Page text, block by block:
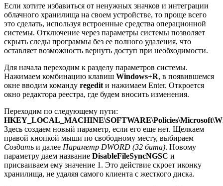
Если хотите избавиться от ненужных значков и интеграции
облачного хранилища на своем устройстве, то проще всего
это сделать, используя встроенные средства операционной
системы. Отключение через параметры системы позволяет
скрыть следы программы без ее полного удаления, что
оставляет возможность вернуть доступ при необходимости.
Для начала переходим к разделу параметров системы.
Нажимаем комбинацию клавиш Windows+R, в появившемся
окне вводим команду regeditи нажимаем Enter. Откроется
окно редактора реестра, где будем вносить изменения.
Переходим по следующему пути:
Здесь создаем новый параметр, если его еще нет. Щелкаем
правой кнопкой мыши по свободному месту, выбираем
Создать и далее Параметр DWORD (32 бита). Новому
параметру даем название DisableFileSyncNGSC и
присваиваем ему значение 1. Это действие скроет иконку
хранилища, не удаляя самого клиента с жесткого диска.